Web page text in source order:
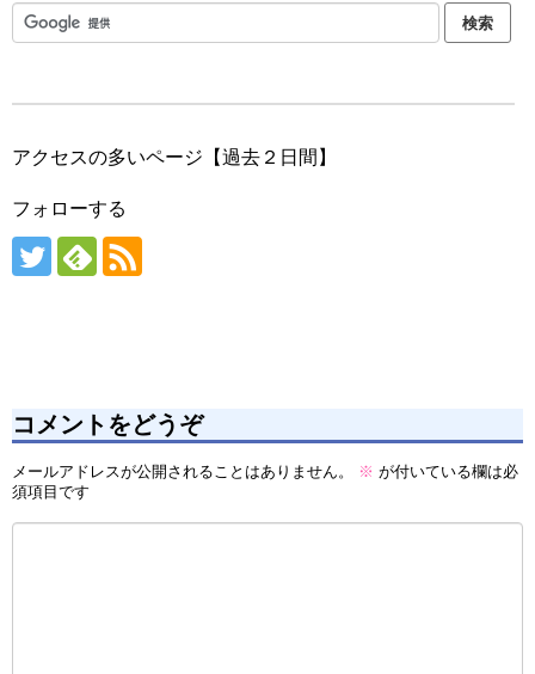
アクセスの多いページ【過去２日間】
フォローする
コメントをどうぞ
メールアドレスが公開されることはありません。 ※ が付いている欄は必
須項目です